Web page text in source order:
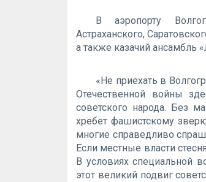
В аэропорту
Астраханского,
а также казачий ансамбль
«Не приехать в
Отечественной войны
советского народа. Без
хребет фашистскому
многие справедливо
Если местные власти
В условиях специальной
этот великий подвиг